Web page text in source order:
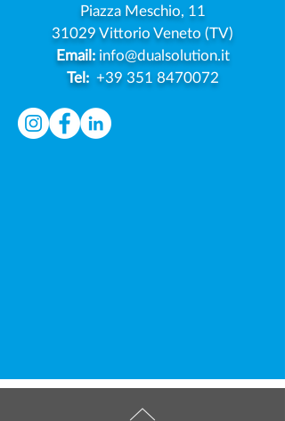
Piazza Meschio, 11
31029 Vittorio Veneto (TV)
Email: info@dualsolution.it
Tel: +39 351 8470072